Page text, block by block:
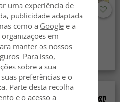
Tapete Wilton - Elena
(bege/dourado)
44.99 € 59.99 €
uma experiência de
publicidade adaptada
como a Googlee a
em
manter os nossos
Para isso,
sobre a sua
preferências e o
Parte desta recolha
e o acesso a